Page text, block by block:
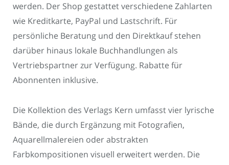
werden. Der Shop gestattet verschiedene Zahlarten
wie Kreditkarte, PayPal und Lastschrift. Für
persönliche Beratung und den Direktkauf stehen
darüber hinaus lokale Buchhandlungen als
Vertriebspartner zur Verfügung. Rabatte für
Abonnenten inklusive.
Die Kollektion des Verlags Kern umfasst vier lyrische
Bände, die durch Ergänzung mit Fotografien,
Aquarellmalereien oder abstrakten
Farbkompositionen visuell erweitert werden. Die